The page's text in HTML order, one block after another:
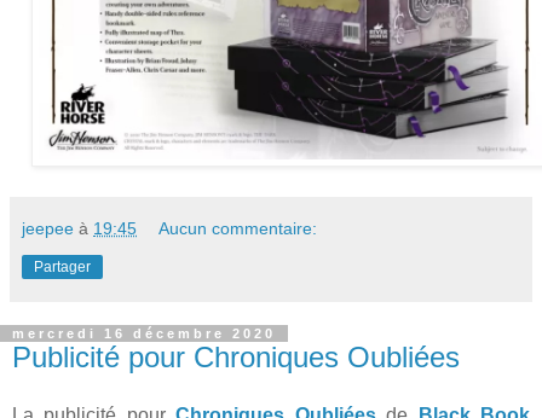
jeepee à 19:45 Aucun commentaire:
Partager
mercredi 16 décembre 2020
Publicité pour Chroniques Oubliées